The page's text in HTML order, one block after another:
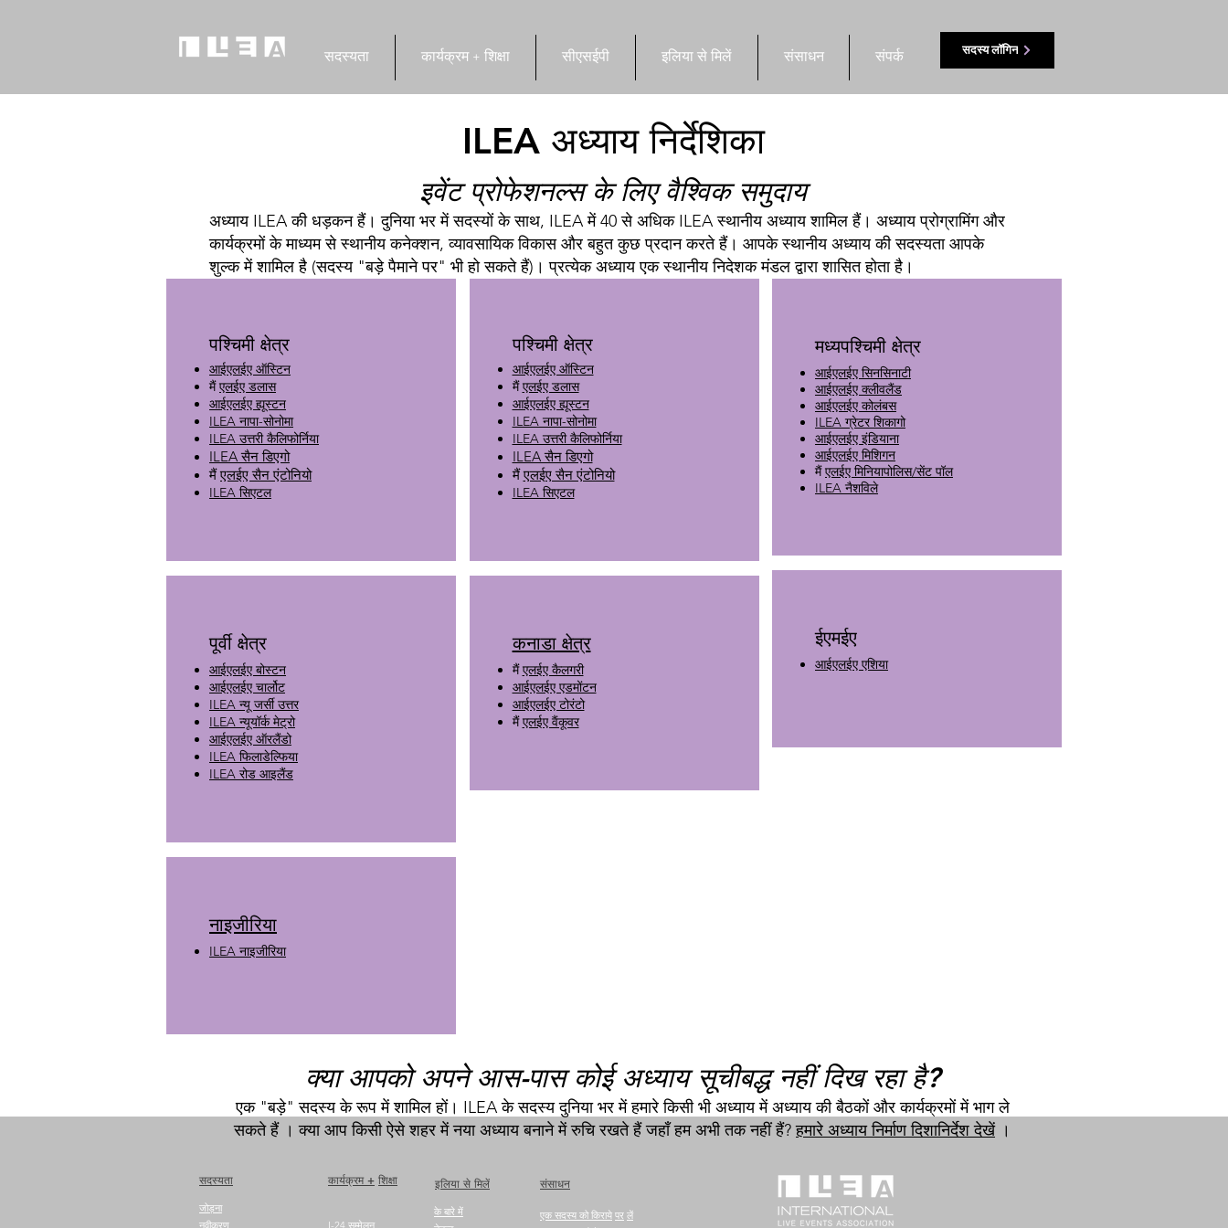
सदस्यता कार्यक्रम + शिक्षा सीएसईपी इलिया से मिलें संसाधन संपर्क सदस्य लॉगिन
ILEA अध्याय निर्देशिका
इवेंट प्रोफेशनल्स के लिए वैश्विक समुदाय
अध्याय ILEA की धड़कन हैं। दुनिया भर में सदस्यों के साथ, ILEA में 40 से अधिक ILEA स्थानीय अध्याय शामिल हैं। अध्याय प्रोग्रामिंग और
कार्यक्रमों के माध्यम से स्थानीय कनेक्शन, व्यावसायिक विकास और बहुत कुछ प्रदान करते हैं। आपके स्थानीय अध्याय की सदस्यता आपके
शुल्क में शामिल है (सदस्य "बड़े पैमाने पर" भी हो सकते हैं)। प्रत्येक अध्याय एक स्थानीय निदेशक मंडल द्वारा शासित होता है।
पश्चिमी क्षेत्र
आईएलईए ऑस्टिन
मैंएलईए डलास
आईएलईए ह्यूस्टन
ILEA नापा-सोनोमा
ILEA उत्तरी कैलिफोर्निया
ILEA सैन डिएगो
मैंएलईए सैन एंटोनियो
ILEA सिएटल
पूर्वी क्षेत्र
आईएलईए बोस्टन
आईएलईए चार्लोट
ILEA न्यू जर्सी उत्तर
ILEA न्यूयॉर्क मेट्रो
आईएलईए ऑरलैंडो
ILEA फिलाडेल्फिया
ILEA रोड आइलैंड
नाइजीरिया
ILEA नाइजीरिया
पश्चिमी क्षेत्र
आईएलईए ऑस्टिन
मैंएलईए डलास
आईएलईए ह्यूस्टन
ILEA नापा-सोनोमा
ILEA उत्तरी कैलिफोर्निया
ILEA सैन डिएगो
मैंएलईए सैन एंटोनियो
ILEA सिएटल
कनाडा क्षेत्र
मैंएलईए कैलगरी
आईएलईए एडमोंटन
आईएलईए टोरंटो
मैंएलईए वैंकूवर
मध्यपश्चिमी क्षेत्र
आईएलईए सिनसिनाटी
आईएलईए क्लीवलैंड
आईएलईए कोलंबस
ILEA ग्रेटर शिकागो
आईएलईए इंडियाना
आईएलईए मिशिगन
मैंएलईए मिनियापोलिस/सेंट पॉल
ILEA नैशविले
ईएमईए
आईएलईए एशिया
क्या आपको अपने आस-पास कोई अध्याय सूचीबद्ध नहीं दिख रहा है?
एक "बड़े" सदस्य के रूप में शामिल हों। ILEA के सदस्य दुनिया भर मेंहमारे किसी भी अध्याय में अध्याय की बैठकों और कार्यक्रमों में भाग ले
सकते हैं । क्या आप किसी ऐसे शहर में नया अध्याय बनाने में रुचि रखते हैं जहाँ हम अभी तक नहीं हैं?हमारे अध्याय निर्माण दिशानिर्देश देखें।
सदस्यता कार्यक्रम + शिक्षा इलिया से मिलें संसाधन
जोड़ना
नवीकरण
I-24 सम्मेलन
के बारे में
एक सदस्य को किराये पर लें